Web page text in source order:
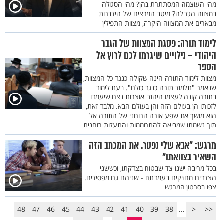
מהי העוצמה המסתתרת בהן? מהי הסגולה
במצווה הגדולה? מיטב המרצים של הידברות
מבארים את המצווה היקרה, מצוות התפילין
לימוד תורה: פסגת המצוות של הגבר
היהודי – גילויים שיגרמו לכם לרוץ אל
הספר
מצוות לימוד התורה הינה שקולה כנגד כל המצוות,
שנאמר "תלמוד תורה כנגד כולם". בעת לימוד
בתורה קונה לעצמו היהודי אוצרות נצח שיעמדו
לזכותו הן בעולם הזה והן בעולם הבא. מלבד זאת,
הוא מושך את שפע אורה הרוחני של התורה אל
תוך נשמתו שמביאה להתרוממות והתעלות רוחנית
מרגש: "אבא שלי נפטר. את המכתב הזה
השאיר בצוואתו"
בכל מריבה ישנו צד שבטוח בצדקתו, וכששני
הצדדים מחזיקים בעמדתם - שניהם גם מפסידים.
צפו בסרטון המרגש
<<
<
...
38
39
40
41
42
43
44
45
46
47
48